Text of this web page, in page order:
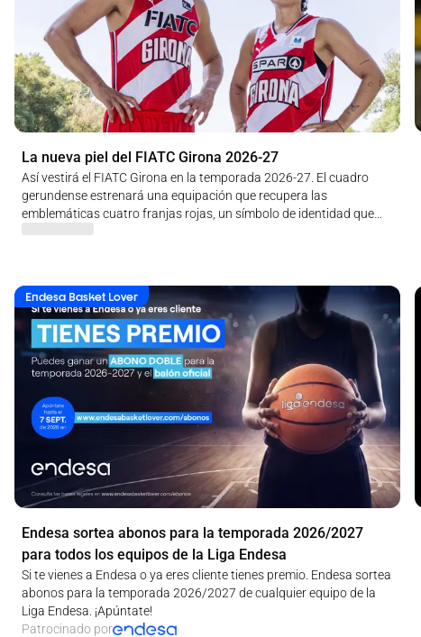
La nueva piel del FIATC Girona 2026-27
Así vestirá el FIATC Girona en la temporada 2026-27. El cuadro
gerundense estrenará una equipación que recupera las
emblemáticas cuatro franjas rojas, un símbolo de identidad que
Endesa Basket Lover
Endesa sortea abonos para la temporada 2026/2027
para todos los equipos de la Liga Endesa
Si te vienes a Endesa o ya eres cliente tienes premio. Endesa sortea
abonos para la temporada 2026/2027 de cualquier equipo de la
Liga Endesa. ¡Apúntate!
Patrocinado por